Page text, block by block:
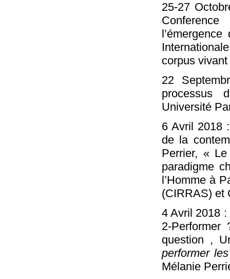
25-27
corpus vivant
22
processus
Université
6 Avril 2018
de la
Perrier, «
paradigme
l’Homme à
(CIRRAS) et
4 Avril 2018
2-Performer
question ,
performer
Mélanie